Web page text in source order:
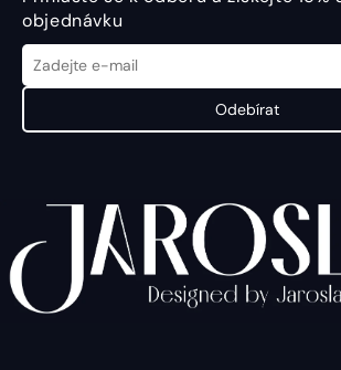
objednávku
Odebírat